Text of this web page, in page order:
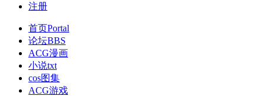
注册
首页Portal
论坛BBS
ACG漫画
小说txt
cos图集
ACG游戏